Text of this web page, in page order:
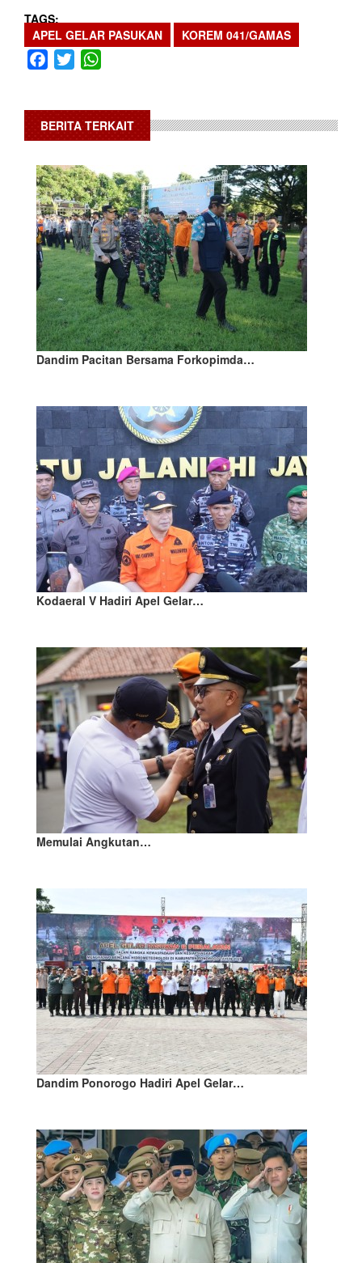
TAGS
APEL GELAR PASUKAN
KOREM 041/GAMAS
Facebook
Twitter
BERITA TERKAIT
Dandim Pacitan Bersama Forkopimda…
Kodaeral V Hadiri Apel Gelar…
Memulai Angkutan…
Dandim Ponorogo Hadiri Apel Gelar…